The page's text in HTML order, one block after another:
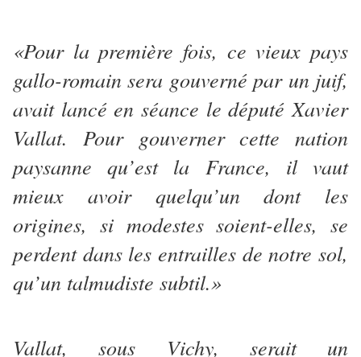
«Pour la première fois, ce vieux pays
gallo-romain sera gouverné par un juif,
avait lancé en séance le député Xavier
Vallat. Pour gouverner cette nation
paysanne qu’est la France, il vaut
mieux avoir quelqu’un dont les
origines, si modestes soient-elles, se
perdent dans les entrailles de notre sol,
qu’un talmudiste subtil.»
Vallat, sous Vichy, serait un